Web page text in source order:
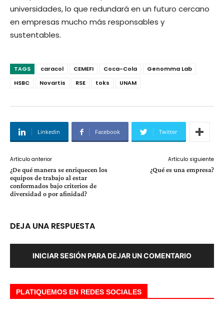
universidades, lo que redundará en un futuro cercano
en empresas mucho más responsables y
sustentables.
TAGS caracol CEMEFI Coca-Cola
Genomma Lab
HSBC
Novartis RSE toks UNAM
Linkedin Facebook Twitter
Artículo anterior
¿De qué manera se enriquecen los
equipos de trabajo al estar
conformados bajo criterios de
diversidad o por afinidad?
Artículo siguiente
¿Qué es una empresa?
DEJA UNA RESPUESTA
INICIAR SESIÓN PARA DEJAR UN COMENTARIO
PLATIQUEMOS EN REDES SOCIALES